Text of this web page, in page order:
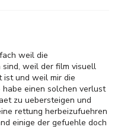
weil die
weil der film visuell
ist und weil mir die
einen solchen verlust
zu uebersteigen und
rettung herbeizufuehren
einige der gefuehle doch